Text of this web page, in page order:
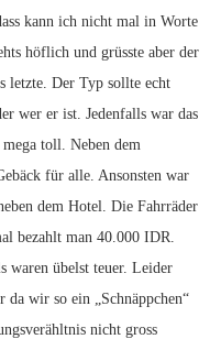
kann ich nicht mal in Worte
höflich und grüsste aber der
letzte. Der Typ sollte echt
wer er ist. Jedenfalls war das
toll. Neben dem
für alle. Ansonsten war
dem Hotel. Die Fahrräder
bezahlt man 40.000 IDR.
waren übelst teuer. Leider
da wir so ein „Schnäppchen“
nicht gross